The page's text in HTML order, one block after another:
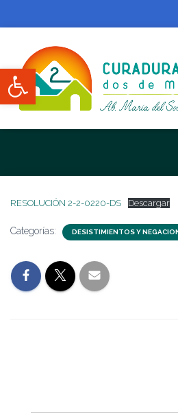
Abrir barra de
RESOLUCIÓN
RESOLUCIÓN 2-2-0220-DS Descargar
Categorías: DESISTIMIENTOS Y
u